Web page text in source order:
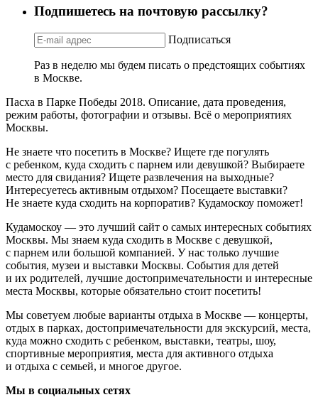
Подпишетесь на почтовую рассылку?
Подписаться
Раз в неделю мы будем писать о предстоящих событиях
в Москве.
Пасха в Парке Победы 2018. Описание, дата проведения,
режим работы, фотографии и отзывы. Всё о мероприятиях
Москвы.
Не знаете что посетить в Москве? Ищете где погулять
с ребенком, куда сходить с парнем или девушкой? Выбираете
место для свидания? Ищете развлечения на выходные?
Интересуетесь активным отдыхом? Посещаете выставки?
Не знаете куда сходить на корпоратив? Кудамоскоу поможет!
Кудамоскоу — это лучший сайт о самых интересных событиях
Москвы. Мы знаем куда сходить в Москве с девушкой,
с парнем или большой компанией. У нас только лучшие
события, музеи и выставки Москвы. События для детей
и их родителей, лучшие достопримечательности и интересные
места Москвы, которые обязательно стоит посетить!
Мы советуем любые варианты отдыха в Москве — концерты,
отдых в парках, достопримечательности для экскурсий, места,
куда можно сходить с ребенком, выставки, театры, шоу,
спортивные мероприятия, места для активного отдыха
и отдыха с семьей, и многое другое.
Мы в социальных сетях